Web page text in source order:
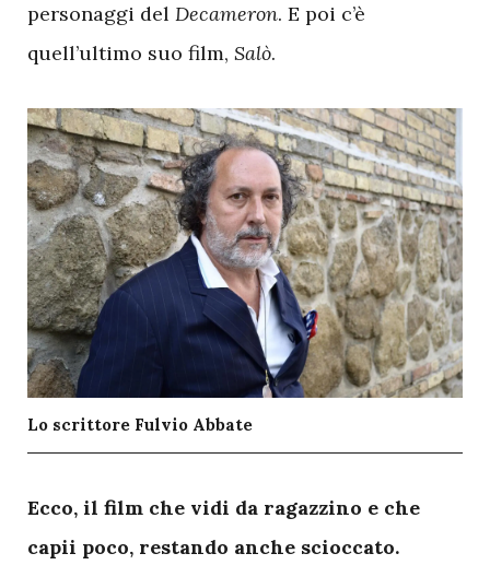
personaggi del Decameron. E poi c’è
quell’ultimo suo film, Salò.
Lo scrittore Fulvio Abbate
Ecco, il film che vidi da ragazzino e che
capii poco, restando anche scioccato.